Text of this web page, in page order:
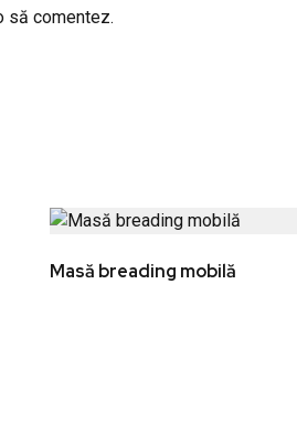
să comentez.
Masă breading mobilă